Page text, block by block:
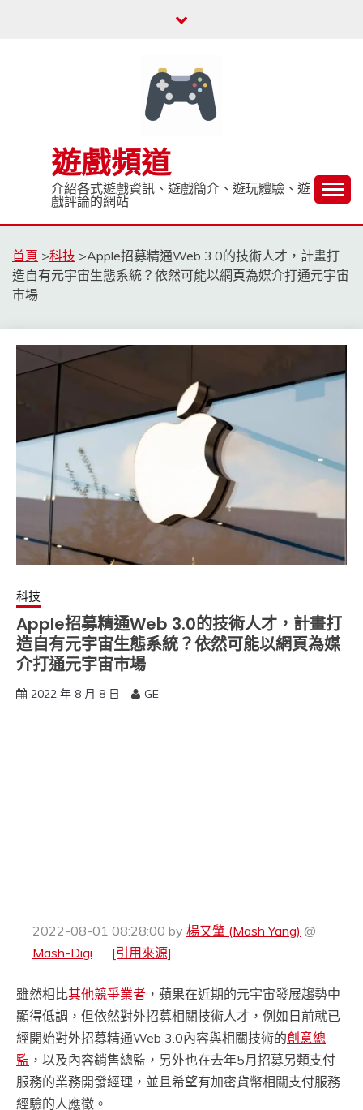
遊戲頻道
介紹各式遊戲資訊、遊戲簡介、遊玩體驗、遊
戲評論的網站
首頁 >科技 >Apple招募精通Web 3.0的技術人才，計畫打
造自有元宇宙生態系統？依然可能以網頁為媒介打通元宇宙
市場
科技
Apple招募精通Web 3.0的技術人才，計畫打
造自有元宇宙生態系統？依然可能以網頁為媒
介打通元宇宙市場
2022 年 8 月 8 日 GE
2022-08-01 08:28:00 by 楊又肇 (Mash Yang) @
Mash-Digi
[引用來源]
雖然相比其他競爭業者 ，蘋果在近期的元宇宙發展趨勢中
顯得低調，但依然對外招募相關技術人才，例如日前就已
經開始對外招募精通Web 3.0內容與相關技術的創意總
監 ，以及內容銷售總監，另外也在去年5月招募另類支付
服務的業務開發經理，並且希望有加密貨幣相關支付服務
經驗的人應徵。